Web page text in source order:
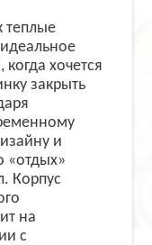
теплые
хочется
закрыть
и
«отдых»
Корпус
на
с